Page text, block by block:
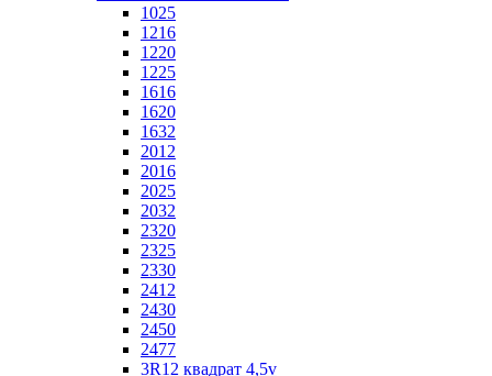
1025
1216
1220
1225
1616
1620
1632
2012
2016
2025
2032
2320
2325
2330
2412
2430
2450
2477
3R12 квадрат 4,5v